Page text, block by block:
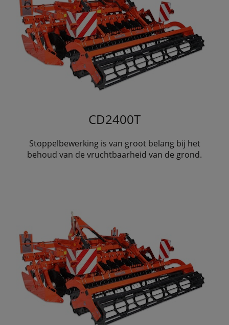
CD2400T
Stoppelbewerking is van groot belang bij het
behoud van de vruchtbaarheid van de grond.